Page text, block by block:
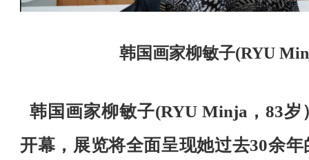
韩国画家柳敏子(RYU
韩国画家柳敏子(RYU Minja，83岁
开幕，展览将全面呈现她过去30余